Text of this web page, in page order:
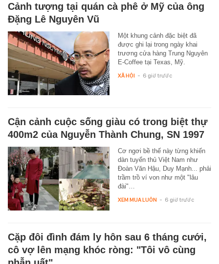
Cảnh tượng tại quán cà phê ở Mỹ của ông
Đặng Lê Nguyên Vũ
Một khung cảnh đặc biệt đã
được ghi lại trong ngày khai
trương cửa hàng Trung Nguyên
E-Coffee tại Texas, Mỹ.
XÃ HỘI - 6 giờ trước
Cận cảnh cuộc sống giàu có trong biệt thự
400m2 của Nguyễn Thành Chung, SN 1997
Cơ ngơi bề thế này từng khiến
dàn tuyển thủ Việt Nam như
Đoàn Văn Hậu, Duy Mạnh... phải
trầm trồ ví von như một "lâu
đài"…
XEM MUA LUÔN - 6 giờ trước
Cặp đôi đình đám ly hôn sau 6 tháng cưới,
cô vợ lên mạng khóc ròng: "Tôi vô cùng